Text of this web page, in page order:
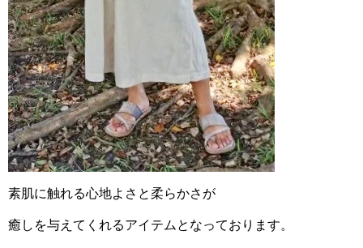
素肌に触れる心地よさと柔らかさが
癒しを与えてくれるアイテムとなっております。